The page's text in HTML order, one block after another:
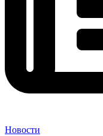
Новости